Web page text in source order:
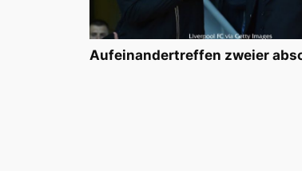
Aufeinandertreffen zweier